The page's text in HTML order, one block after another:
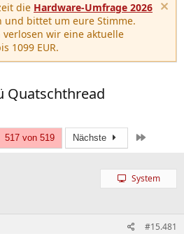
die Hardware-Umfrage 2026
und bittet um eure Stimme.
wir eine aktuelle
1099 EUR.
Quatschthread
517 von 519 Nächste
System
#15.481